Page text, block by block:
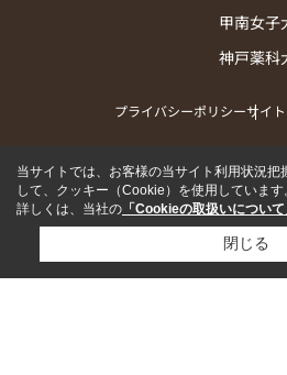
甲南女子
神戸薬科
プライバシーポリシーサイ
当サイトでは、お客様の当サイト利用状況把
して、クッキー（Cookie）を使用しています
詳しくは、当社の 「Cookieの取扱いについて
閉じる